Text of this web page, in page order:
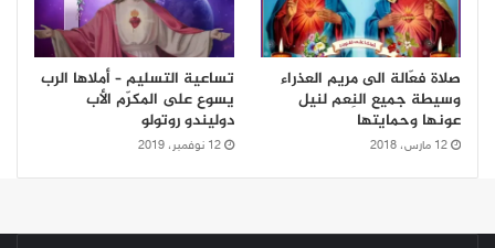
صلاة فعّالة الى مريم العذراء
وسيطة جميع النِعم لنيل
عونها وحمايتها
12 مارس، 2018
تساعية التسليم – أملاها الرب
يسوع على المكرّم الأب
دوليندو روتولو
12 نوفمبر، 2019